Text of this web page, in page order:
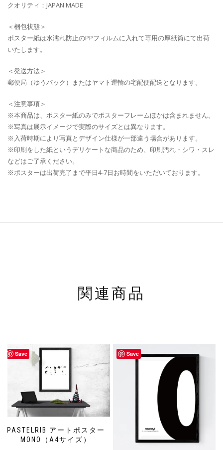
クオリティ：JAPAN MADE
＜梱包状態＞
ポスター紙は水濡れ防止のPPフィルムに入れて専用の厚紙筒にて出荷
いたします。
＜発送方法＞
郵便局（ゆうパック）またはヤマト運輸の宅配便配送となります。
＜注意事項＞
※本商品は、ポスター紙のみでポスターフレームほかは含まれません。
※写真は展示イメージで実際のサイズとは異なります。
※入荷時期により写真とデザイン仕様が一部違う場合があります。
※印刷をした紙というデリケートな商品のため、印刷汚れ・シワ・スレ
などはご了承ください。
※ポスターは出荷完了まで平日4-7日お時間をいただいております。
関連商品
Save
PASTELRIB アートポスター
MONO（A4サイズ）
Save